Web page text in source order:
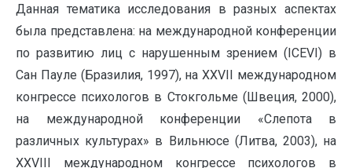
Данная тематика исследования в разных аспектах
была представлена: на международной конференции
по развитию лиц с нарушенным зрением (ICEVI) в
Сан Пауле (Бразилия, 1997), на XXVII международном
конгрессе психологов в Стокгольме (Швеция, 2000),
на международной конференции «Слепота в
различных культурах» в Вильнюсе (Литва, 2003), на
XXVIII международном конгрессе психологов в